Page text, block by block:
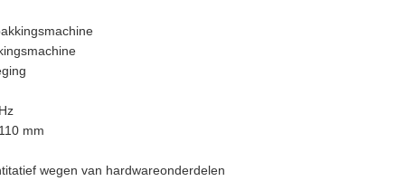
mm
wegen van hardwareonderdelen